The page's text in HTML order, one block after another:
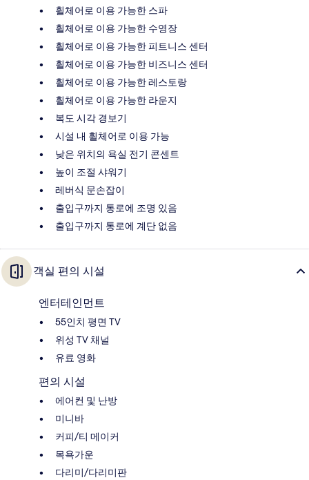
휠체어로 이용 가능한 스파
휠체어로 이용 가능한 수영장
휠체어로 이용 가능한 피트니스 센터
휠체어로 이용 가능한 비즈니스 센터
휠체어로 이용 가능한 레스토랑
휠체어로 이용 가능한 라운지
복도 시각 경보기
시설 내 휠체어로 이용 가능
낮은 위치의 욕실 전기 콘센트
높이 조절 샤워기
레버식 문손잡이
출입구까지 통로에 조명 있음
출입구까지 통로에 계단 없음
객실 편의 시설
엔터테인먼트
55인치 평면 TV
위성 TV 채널
유료 영화
편의 시설
에어컨 및 난방
미니바
커피/티 메이커
목욕가운
다리미/다리미판